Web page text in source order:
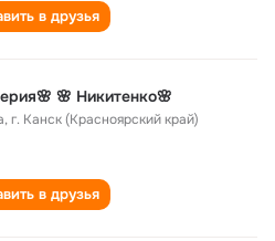
в друзья
🌸 Никитенко🌸
,г. Канск (Красноярский край)
в друзья